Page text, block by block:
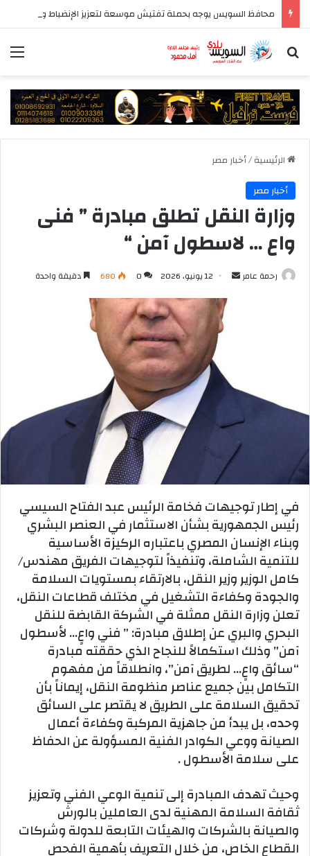
بحث عن
الرئيسية/أخبار مصر
أخبار مصر
وزارة النقل تطلق مبادرة ” فنى
واع … لاسطول آمن “
رحمة عامر
أرسل
إلكترونيا
12 يونيو، 2026 0
680 دقيقة واحدة
في إطار توجيهات فخامة الرئيس عبد الفتاح السيسي
رئيس الجمهورية بشأن الاستثمار في العنصر البشري
وبناء الإنسان المصري باعتباره الركيزة الأساسية
للتنمية الشاملة، وتنفيذاً لتوجيهات الفريق مهندس/
كامل الوزير وزير النقل، بالارتقاء بمستويات السلامة
والجودة وكفاءة التشغيل في مختلف قطاعات النقل،
تعلن وزارة النقل ممثلة في الشركة القابضة للنقل
البحري والبري عن إطلاق مبادرة: ” فني واعٍ… لأسطول
آمن” وذلك استكمالاً للنجاح الذي حققته مبادرة
“سائق واعٍ… لطريق آمن”، وانطلاقاً من مفهوم
التكامل بين جميع عناصر منظومة النقل، إيماناً بأن
تحقيق السلامة على الطريق لا يقتصر على السائق
وحده، بل يبدأ من جاهزية المركبة وكفاءة أعمال
الصيانة ووعي الكوادر الفنية المسؤولة عن الحفاظ
على سلامة الأسطول .
وحيث تهدف المبادرة إلى تنمية الوعي الفني وتعزيز
ثقافة السلامة المهنية لدى العاملين بالورش
والصيانة بالشركات والهيئات التابعة للدولة وشركات
القطاع الخاص، من خلال التعريف بأهمية الفحص